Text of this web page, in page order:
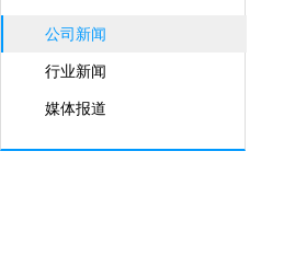
公司新闻
行业新闻
媒体报道